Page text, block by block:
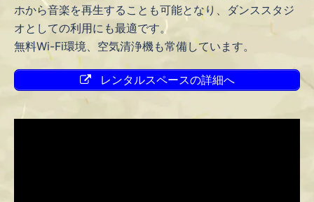
ホから音楽を再生することも可能となり、ダンススタジ
オとしての利用にも最適です。
無料Wi-Fi環境、空気清浄機も常備しています。
レンタルスペースの詳細へ